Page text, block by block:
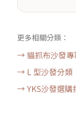
更多相關分類：
→ 貓抓布沙發專
→ L 型沙發分類
→ YKS沙發選購